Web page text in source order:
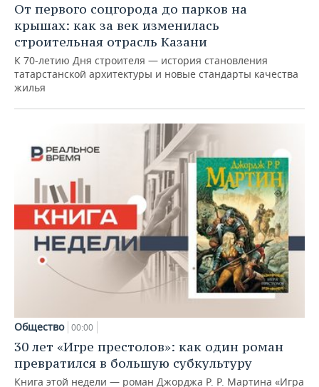
От первого соцгорода до парков на
крышах: как за век изменилась
строительная отрасль Казани
К 70-летию Дня строителя — история становления
татарстанской архитектуры и новые стандарты качества
жилья
Общество 00:00
30 лет «Игре престолов»: как один роман
превратился в большую субкультуру
Книга этой недели — роман Джорджа Р. Р. Мартина «Игра